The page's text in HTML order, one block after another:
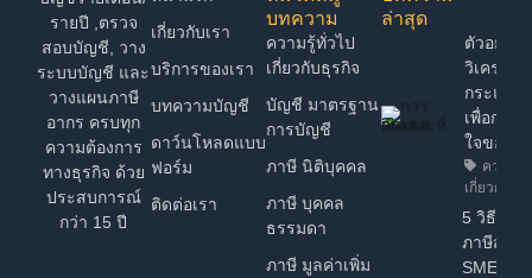
รายปี ,ตรวจ
สอบบัญชี, วาง
ระบบบัญชี และ
วางแผนภาษี
อากร ครบทุก
ความต้องการ
ทางธุรกิจ ด้วย
ประสบการณ์
กว่า 15 ปี
เกี่ยวกับเรา
บริการของเรา
บทความบัญชี
ดาว์นโหลดแบบ
ฟอร์ม
ติดต่อเรา
บทความ
ความรู้ทั่วไป
เกี่ยวกับธุรกิจ
บัญชี มาตรฐาน
การบัญชี
ภาษี นิติบุคคล
ภาษี บุคคล
ธรรมดา
ภาษี มูลค่าเพิ่ม
ล่าสุด
ตัวอย่าง
วิเคราะห์
กระแสเ
เพื่อการ
ใจของ
ความรู้
เกี่ยวกับธุร
5 วิธี วา
ภาษีสำห
SME ง่า